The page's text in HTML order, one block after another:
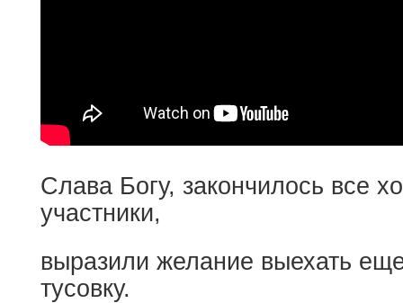
Слава Богу, закончилось все
участники,
выразили желание выехать
тусовку.